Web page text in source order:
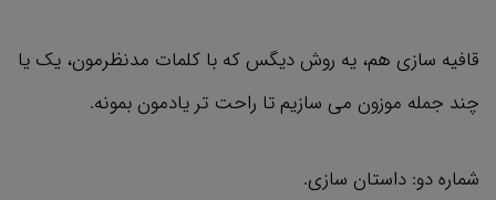
قافیه سازی هم، یه روش دیگس که با کلمات مدنظرمون، یک یا
چند جمله موزون می سازیم تا راحت تر یادمون بمونه.
شماره دو: داستان سازی.